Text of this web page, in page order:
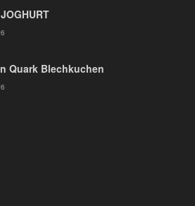
Quark Blechkuchen